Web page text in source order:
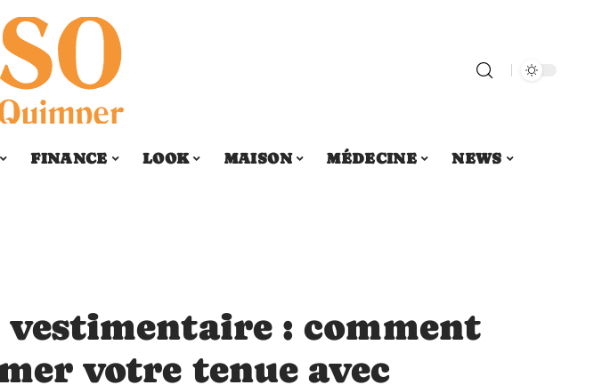
FINANCE LOOK MAISON MÉDECINE
NEWS
vestimentaire : comment
votre tenue avec